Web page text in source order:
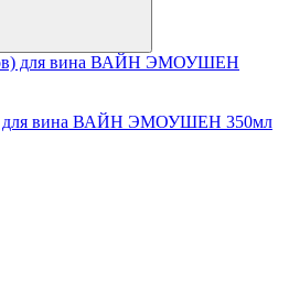
для вина ВАЙН ЭМОУШЕН 350мл